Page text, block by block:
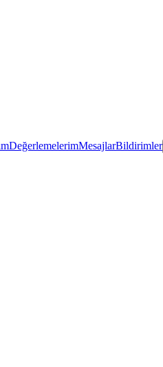
DeğerlemelerimMesajlarBildirimler